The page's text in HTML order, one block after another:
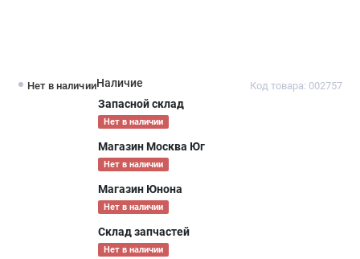
Нет в наличии Код товара: 002757
Наличие
Запасной склад
Нет в наличии
Магазин Москва Юг
Нет в наличии
Магазин Юнона
Нет в наличии
Склад запчастей
Нет в наличии